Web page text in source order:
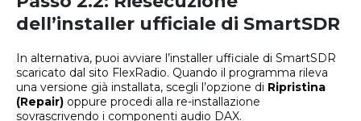
dell’installer ufficiale di SmartSDR
In alternativa, puoi avviare l’installer ufficiale di SmartSDR
scaricato dal sito FlexRadio. Quando il programma rileva
una versione già installata, scegli l’opzione di Ripristina
(Repair) oppure procedi alla re-installazione
sovrascrivendo i componenti audio DAX.